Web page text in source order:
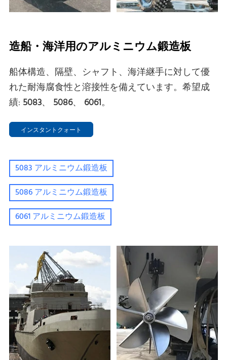
造船・海洋用のアルミニウム鍛造板
船体構造、隔壁、シャフト、海洋継手に対して優
れた耐海腐食性と溶接性を備えています。希望成
績: 5083、 5086、 6061。
インスタントクォート
5083 アルミニウム鍛造板
5086 アルミニウム鍛造板
6061 アルミニウム鍛造板